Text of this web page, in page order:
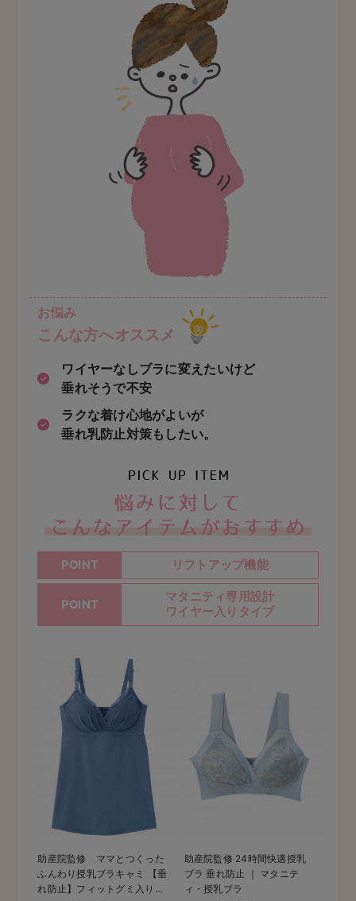
お悩み
こんな方へオススメ
ワイヤーなしブラに変えたいけど
垂れそうで不安
ラクな着け心地がよいが
垂れ乳防止対策もしたい。
POINT リフトアップ機能
POINT
マタニティ専用設計
ワイヤー入りタイプ
助産院監修 ママとつくった
ふんわり授乳ブラキャミ 【垂
れ防止】フィットグミ入り
助産院監修 24時間快適授乳
ブラ 垂れ防止 ｜ マタニテ
ィ・授乳ブラ